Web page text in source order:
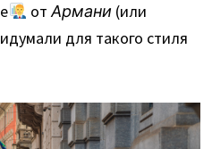
отАрмани (или
для такого стиля